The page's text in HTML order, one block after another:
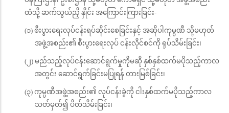
ထံသို့ ဆက်သွယ်ညှိ နှိုင်း အကြောင်းကြားခြင်း-
(၁) စီးပွားရေးလုပ်ငန်းရပ်ဆိုင်းစေခြင်းနှင့် အဆိုပါကုမ္ပဏီ သို့မဟုတ်
အဖွဲ့အစည်း၏ စီးပွားရေးလုပ် ငန်းလိုင်စင်ကို ရုပ်သိမ်းခြင်း၊
(၂) မည်သည့်လုပ်ငန်းဆောင်ရွက်မှုကိုမဆို နှစ်နှစ်ထက်မပိုသည့်ကာလ
အတွင်း ဆောင်ရွက်ခြင်းမပြုရန် တားမြစ်ခြင်း၊
(၃) ကုမ္ပဏီအဖွဲ့အစည်း၏ လုပ်ငန်းခွဲကို ငါးနှစ်ထက်မပိုသည့်ကာလ
သတ်မှတ်၍ ပိတ်သိမ်းခြင်း၊